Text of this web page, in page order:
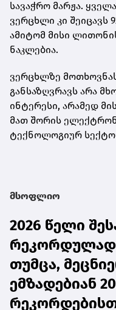
სავაჭრო მარჟა.
ვერცხლი კი შეიცავს
ამიტომ მისი
ნაკლებია.
ვერცხლზე
განსაზღვრავს არა
ინტერესი, არამედ
მათ შორის
ტექნოლოგიურ
მსოფლიო
2026 წელი
რეკორდულად
თუმცა,
ემზადებიან